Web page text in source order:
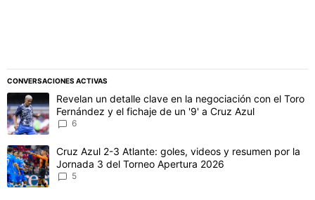
CONVERSACIONES ACTIVAS
Este listado muestra los artículos con más comentarios en los
Un artículo de tendencia con el título "Revelan un detalle clave
Revelan un detalle clave en la negociación con el Toro
Fernández y el fichaje de un '9' a Cruz Azul
6
Un artículo de tendencia con el título "Cruz Azul 2-3 Atlante:
Cruz Azul 2-3 Atlante: goles, videos y resumen por la
Jornada 3 del Torneo Apertura 2026
5